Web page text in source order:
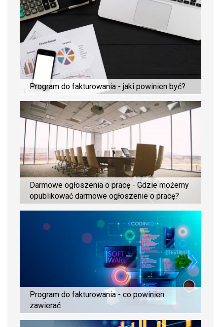
Program do fakturowania - jaki powinien być?
Darmowe ogłoszenia o pracę - Gdzie możemy
opublikować darmowe ogłoszenie o pracę?
Program do fakturowania - co powinien
zawierać